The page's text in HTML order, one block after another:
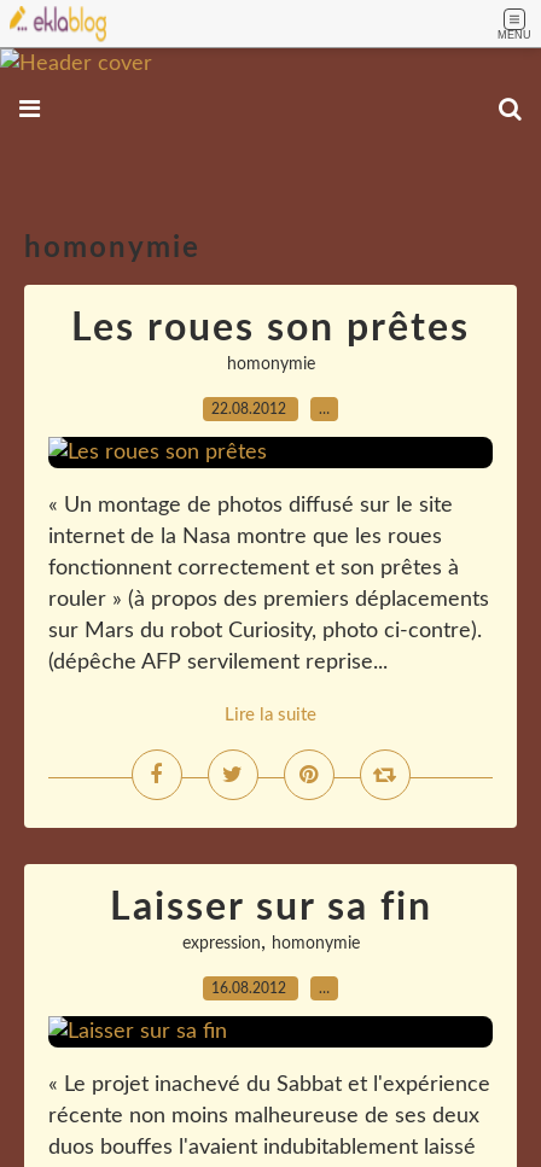
MENU
homonymie
Les roues son prêtes
homonymie
22.08.2012 …
« Un montage de photos diffusé sur le site
internet de la Nasa montre que les roues
fonctionnent correctement et son prêtes à
rouler » (à propos des premiers déplacements
sur Mars du robot Curiosity, photo ci-contre).
(dépêche AFP servilement reprise...
Lire la suite
Laisser sur sa fin
expression, homonymie
16.08.2012 …
« Le projet inachevé du Sabbat et l'expérience
récente non moins malheureuse de ses deux
duos bouffes l'avaient indubitablement laissé